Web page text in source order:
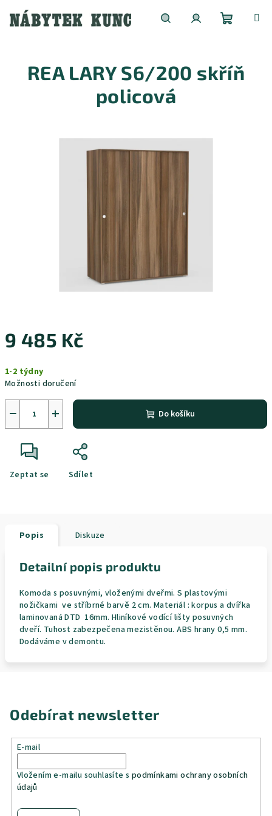
obsah
košík
9 485 Kč
cena:
1-2 týdny
Možnosti doručení
+
− Do košíku
Zeptat se Sdílet
REA LARY S6/200 skříň
policová
Popis Diskuze
Detailní popis produktu
Komoda s posuvnými, vloženými dveřmi. S plastovými
nožičkami ve stříbrné barvě 2 cm. Materiál : korpus a dvířka
laminovaná DTD 16mm. Hliníkové vodící lišty posuvných
dveří. Tuhost zabezpečena mezistěnou. ABS hrany 0,5 mm.
Dodáváme v demontu.
Odebírat newsletter
E-mail
Vložením e-mailu souhlasíte s podmínkami ochrany osobních
údajů